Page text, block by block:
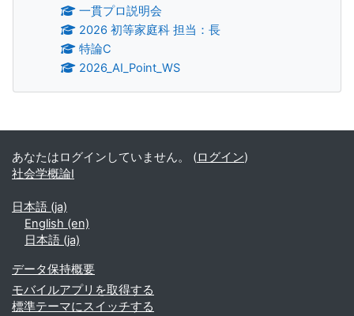
一貫プロ説明会
2026 初等家庭科 担当：長
特論C
2026_AI_Point_WS
補助ブロック
あなたはログインしていません。 (ログイン)
社会学概論Ⅰ
日本語 ‎(ja)‎
English ‎(en)‎
日本語 ‎(ja)‎
データ保持概要
モバイルアプリを取得する
標準テーマにスイッチする